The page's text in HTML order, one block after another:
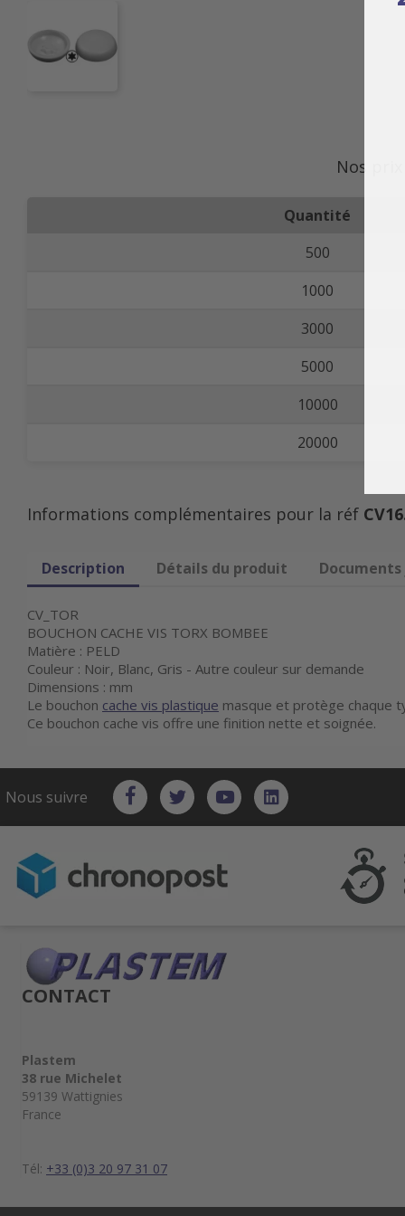
Nos
Quantité
500
1000
3000
5000
10000
20000
Informations complémentaires pour la réf
Description Détails du produit
CV_TOR
BOUCHON CACHE VIS TORX BOMBEE
Matière : PELD
Couleur : Noir, Blanc, Gris - Autre couleur sur demande
Dimensions : mm
Le bouchon cache vis plastique masque et protège chaque
Ce bouchon cache vis offre une finition nette et soignée.
Nous suivre
CONTACT
Plastem
38 rue Michelet
59139 Wattignies
France
Tél: +33 (0)3 20 97 31 07